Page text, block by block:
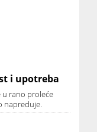
i upotreba
u rano proleće
napreduje.